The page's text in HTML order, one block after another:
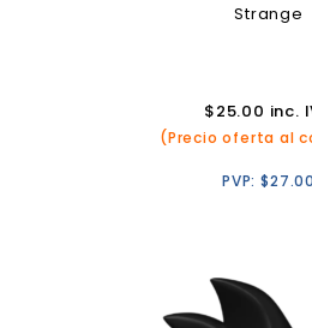
Strange
$25.00 inc.
(Precio oferta al
PVP:$27.00